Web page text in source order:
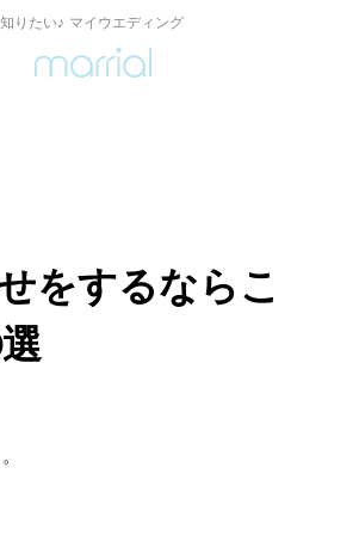
知りたい♪ マイウエディング
をするならこ